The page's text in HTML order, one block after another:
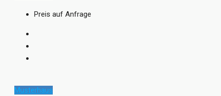
Preis auf Anfrage
Musterhaus